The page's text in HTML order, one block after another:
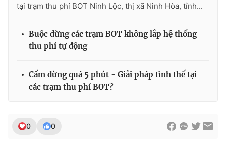
VTV9 VTV8
Liên hệ tòa soạn
tại trạm thu phí BOT Ninh Lộc, thị xã Ninh Hòa, tỉnh...
Buộc dừng các trạm BOT không lắp hệ thống
thu phí tự động
Cấm dừng quá 5 phút - Giải pháp tình thế tại
các trạm thu phí BOT?
0 0